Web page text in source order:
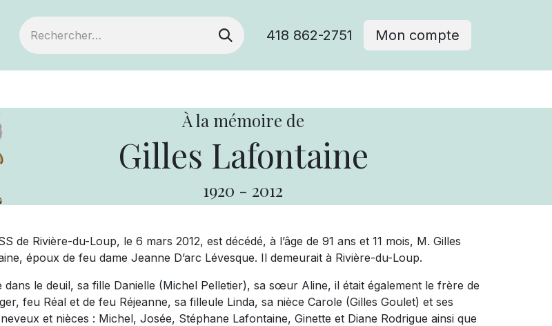
418 862-2751 Mon compte
À la mémoire de
Gilles Lafontaine
1920 - 2012
de Rivière-du-Loup, le 6 mars 2012, est décédé, à l’âge de 91 ans et 11 mois, M. Gilles
époux de feu dame Jeanne D’arc Lévesque. Il demeurait à Rivière-du-Loup.
dans le deuil, sa fille Danielle (Michel Pelletier), sa sœur Aline, il était également le frère de
feu Réal et de feu Réjeanne, sa filleule Linda, sa nièce Carole (Gilles Goulet) et ses
et nièces : Michel, Josée, Stéphane Lafontaine, Ginette et Diane Rodrigue ainsi que